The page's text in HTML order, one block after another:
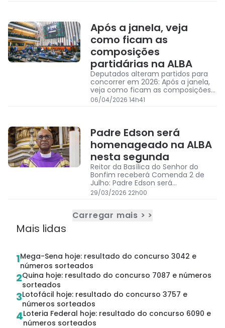
Após a janela, veja
como ficam as
composições
partidárias na ALBA
Deputados alteram partidos para
concorrer em 2026: Após a janela,
veja como ficam as composições
partidárias na ALBA
06/04/2026 14h41
Padre Edson será
homenageado na ALBA
nesta segunda
Reitor da Basílica do Senhor do
Bonfim receberá Comenda 2 de
Julho: Padre Edson será
homenageado na ALBA nesta
segunda
29/03/2026 22h00
Carregar mais > >
Mais lidas
1Mega-Sena hoje: resultado do concurso 3042 e
números sorteados
2Quina hoje: resultado do concurso 7087 e números
sorteados
3Lotofácil hoje: resultado do concurso 3757 e
números sorteados
4Loteria Federal hoje: resultado do concurso 6090 e
números sorteados